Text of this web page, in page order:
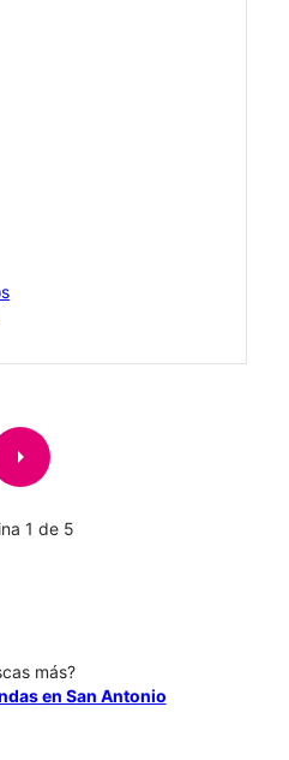
arrow_right
1 de 5
más?
en San Antonio